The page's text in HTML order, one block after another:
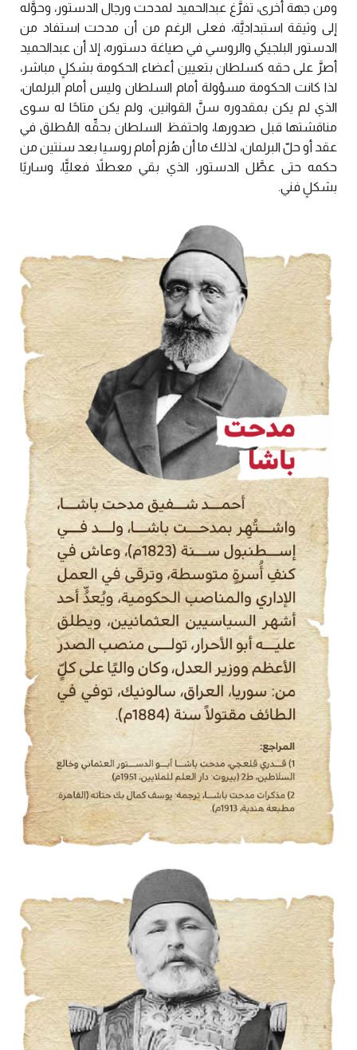
ومن جهة أخرى، تفرَّغ عبدالحميد لمدحت ورجال الدستور، وحوَّله
إلى وثيقة استبداديَّة، فعلى الرغم من أن مدحت استفاد من
الدستور البلجيكي والروسي في صياغة دستوره، إلا أن عبدالحميد
أصرَّ على حقه كسلطان بتعيين أعضاء الحكومة بشكلٍ مباشر،
لذا كانت الحكومة مسؤولة أمام السلطان وليس أمام البرلمان،
الذي لم يكن بمقدوره سنَّ القوانين، ولم يكن متاحًا له سوى
مناقشتها قبل صدورها، واحتفظ السلطان بحقِّه المُطلق في
عقد أو حلّ البرلمان، لذلك ما أن هُزم أمام روسيا بعد سنتين من
حكمه حتى عطَّل الدستور، الذي بقي معطلاً فعليًّا، وساريًا
بشكلٍ فني.